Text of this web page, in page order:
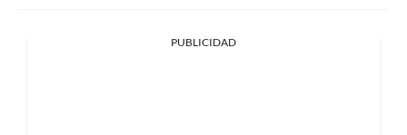
PUBLICIDAD